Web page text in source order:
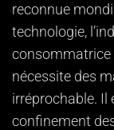
reconnue
technologie,
consommatrice
nécessite des
irréprochable. Il
confinement